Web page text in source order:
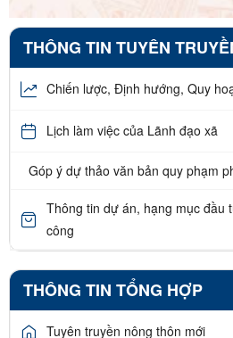
THÔNG TIN TUYÊN
Chiến lược, Định hướng, Quy
Lịch làm việc của Lãnh đạo xã
Góp ý dự thảo văn bản quy phạm
Thông tin dự án, hạng mục đầu
công
THÔNG TIN TỔNG HỢP
Tuyên truyền nông thôn mới